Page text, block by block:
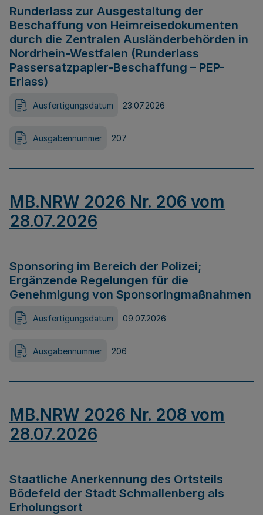
Runderlass zur Ausgestaltung der
Beschaffung von Heimreisedokumenten
durch die Zentralen Ausländerbehörden in
Nordrhein-Westfalen (Runderlass
Passersatzpapier-Beschaffung – PEP-
Erlass)
Ausfertigungsdatum 23.07.2026
Ausgabennummer 207
MB.NRW 2026 Nr. 206 vom
28.07.2026
Sponsoring im Bereich der Polizei;
Ergänzende Regelungen für die
Genehmigung von Sponsoringmaßnahmen
Ausfertigungsdatum 09.07.2026
Ausgabennummer 206
MB.NRW 2026 Nr. 208 vom
28.07.2026
Staatliche Anerkennung des Ortsteils
Bödefeld der Stadt Schmallenberg als
Erholungsort